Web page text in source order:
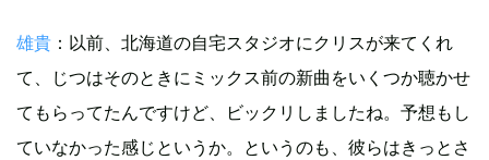
雄貴 ：以前、北海道の自宅スタジオにクリスが来てくれ
て、じつはそのときにミックス前の新曲をいくつか聴かせ
てもらってたんですけど、ビックリしましたね。予想もし
ていなかった感じというか。というのも、彼らはきっとさ